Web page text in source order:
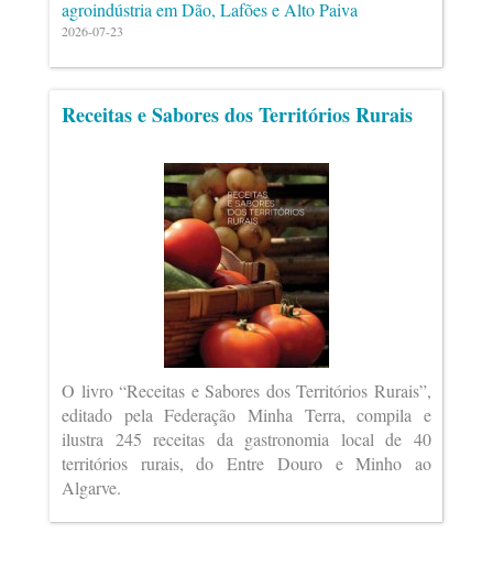
agroindústria em Dão, Lafões e Alto Paiva
2026-07-23
Receitas e Sabores dos Territórios Rurais
O livro “Receitas e Sabores dos Territórios Rurais”,
editado pela Federação Minha Terra, compila e
ilustra 245 receitas da gastronomia local de 40
territórios rurais, do Entre Douro e Minho ao
Algarve.